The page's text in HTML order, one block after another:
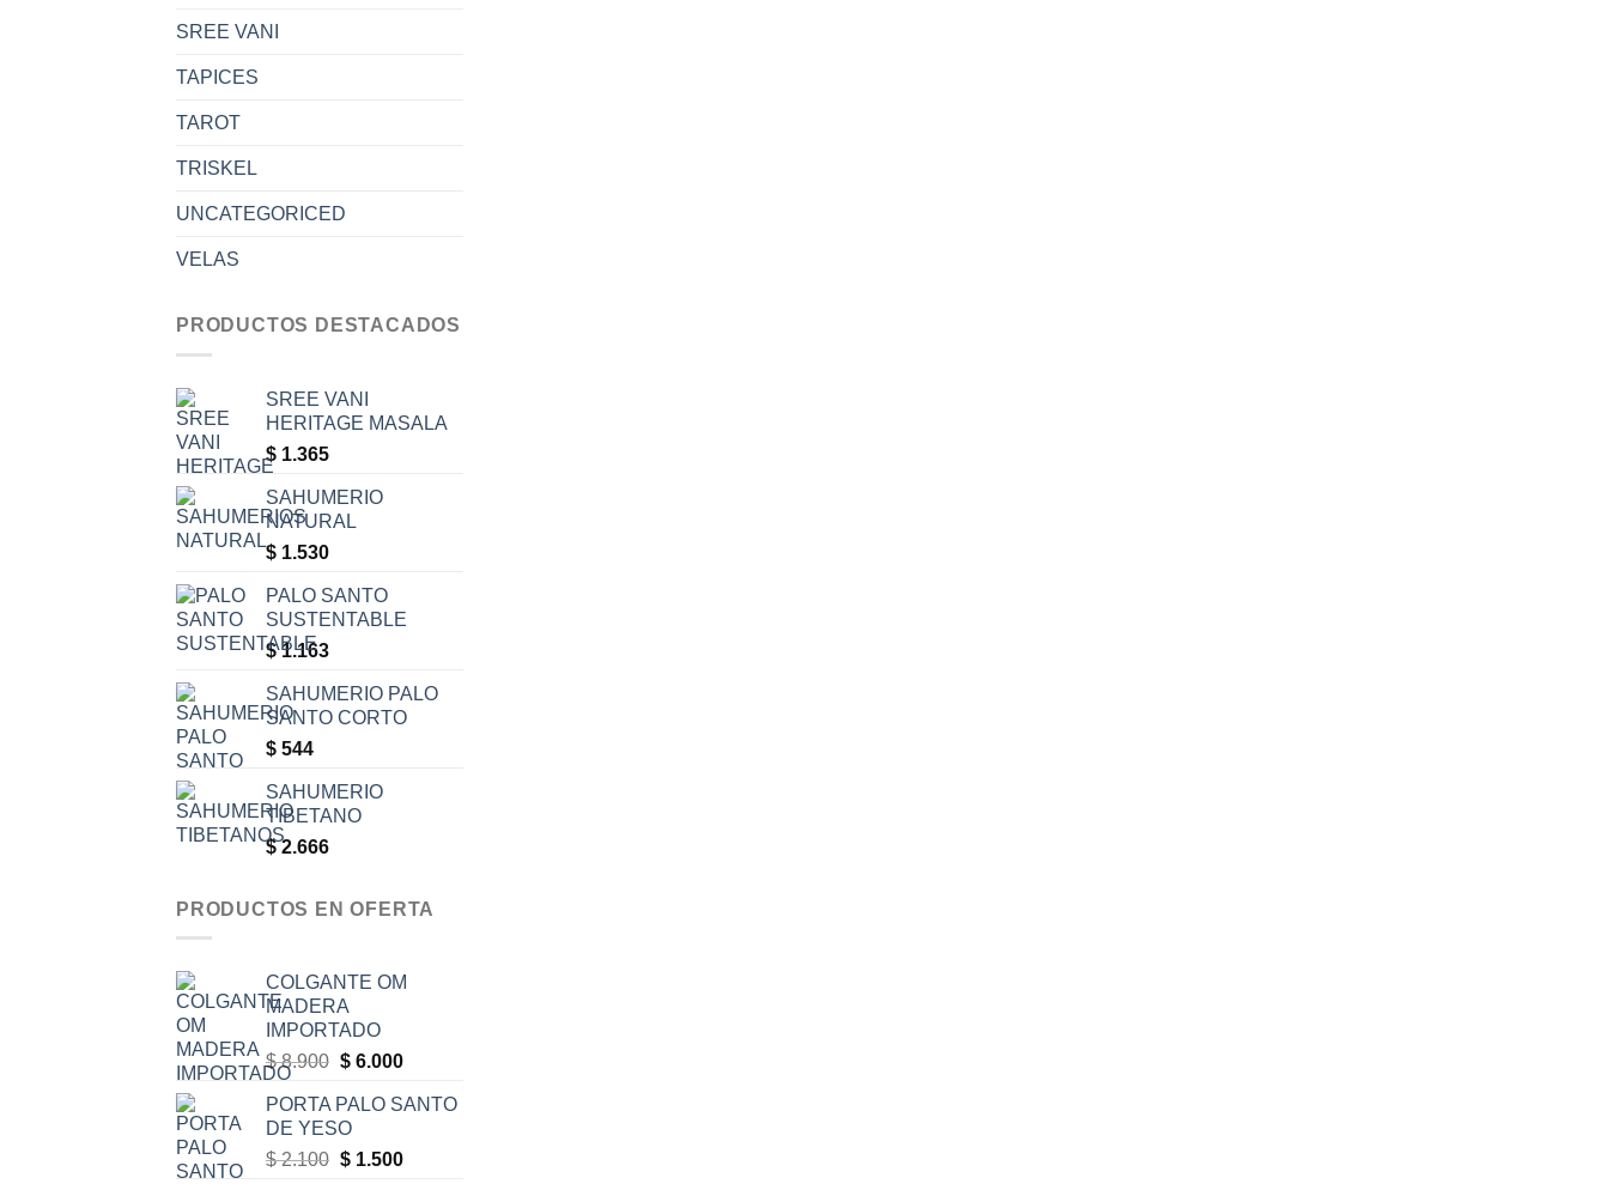
SREE VANI
TAPICES
TAROT
TRISKEL
UNCATEGORICED
VELAS
PRODUCTOS DESTACADOS
SREE VANI
HERITAGE MASALA
$ 1.365
SAHUMERIO
NATURAL
$ 1.530
PALO SANTO
SUSTENTABLE
$1.163
SAHUMERIO PALO
SANTO CORTO
$ 544
SAHUMERIO
TIBETANO
$2.666
PRODUCTOS EN OFERTA
COLGANTE OM
MADERA
IMPORTADO
$8.900 Original
was:
$ 8.900.
$6.000Current
is:
PORTA PALO SANTO
DE YESO
$2.100 Original
$1.500Current